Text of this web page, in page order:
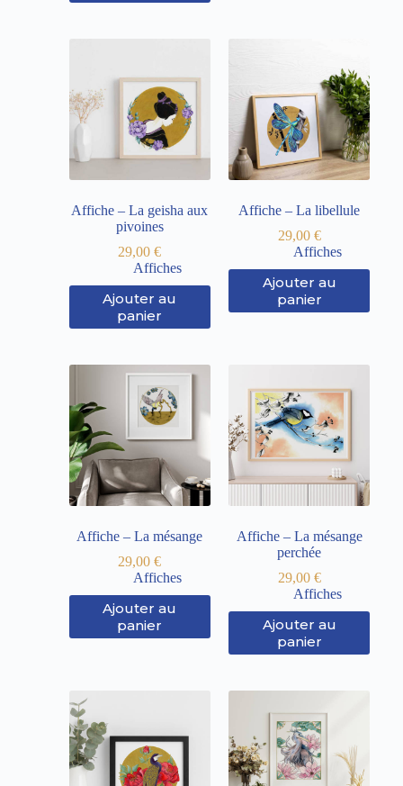
Affiche – La geisha aux
pivoines
29,00€
Affiches
Ajouter au
panier
Affiche – La libellule
29,00 €
Affiches
Ajouter au
panier
Affiche – La mésange
29,00€
Affiches
Ajouter au
panier
Affiche – La mésange
perchée
29,00 €
Affiches
Ajouter au
panier